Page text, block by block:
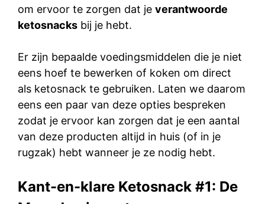
om ervoor te zorgen dat je verantwoorde
ketosnacks bij je hebt.
Er zijn bepaalde voedingsmiddelen die je niet
eens hoef te bewerken of koken om direct
als ketosnack te gebruiken. Laten we daarom
eens een paar van deze opties bespreken
zodat je ervoor kan zorgen dat je een aantal
van deze producten altijd in huis (of in je
rugzak) hebt wanneer je ze nodig hebt.
Kant-en-klare Ketosnack #1: De